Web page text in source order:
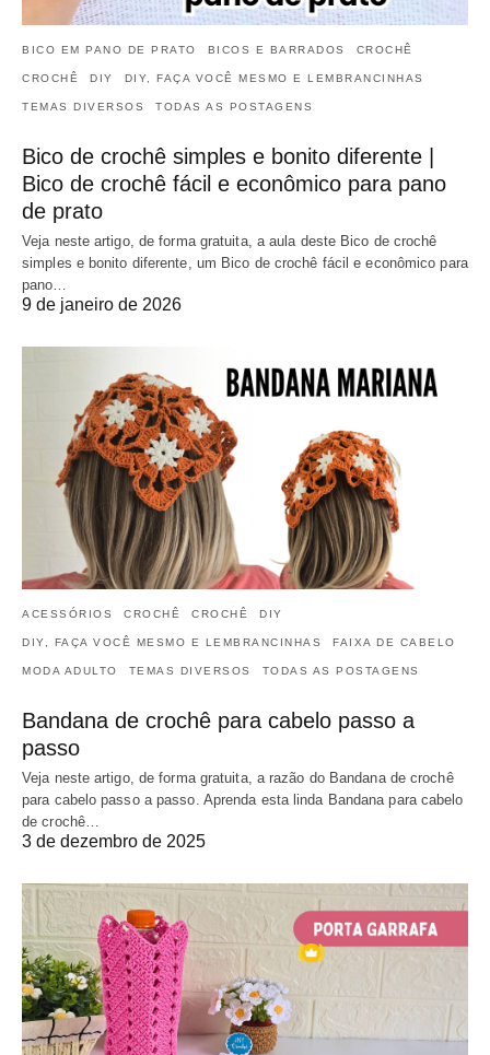
BICO EM PANO DE PRATO BICOS E BARRADOS CROCHÊ
CROCHÊ DIY DIY, FAÇA VOCÊ MESMO E LEMBRANCINHAS
TEMAS DIVERSOS TODAS AS POSTAGENS
Bico de crochê simples e bonito diferente |
Bico de crochê fácil e econômico para pano
de prato
Veja neste artigo, de forma gratuita, a aula deste Bico de crochê
simples e bonito diferente, um Bico de crochê fácil e econômico para
pano…
9 de janeiro de 2026
ACESSÓRIOS CROCHÊ CROCHÊ DIY
DIY, FAÇA VOCÊ MESMO E LEMBRANCINHAS FAIXA DE CABELO
MODA ADULTO TEMAS DIVERSOS TODAS AS POSTAGENS
Bandana de crochê para cabelo passo a
passo
Veja neste artigo, de forma gratuita, a razão do Bandana de crochê
para cabelo passo a passo. Aprenda esta linda Bandana para cabelo
de crochê…
3 de dezembro de 2025